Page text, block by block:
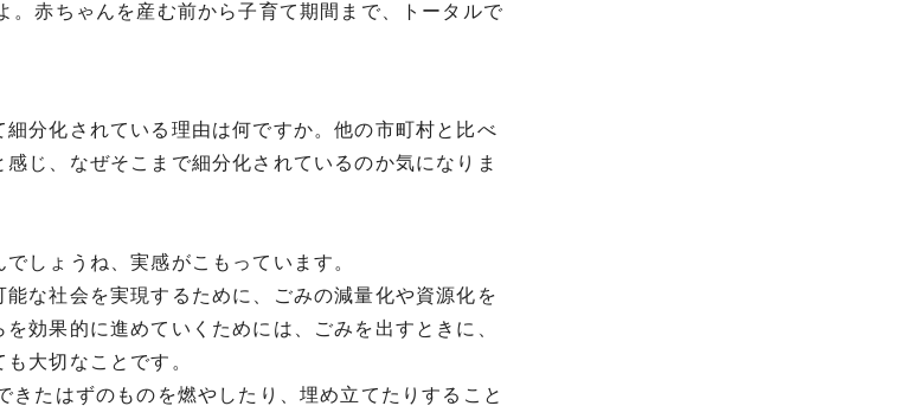
赤ちゃんを産む前から子育て期間まで、トータルで
分化されている理由は何ですか。他の市町村と比べ
じ、なぜそこまで細分化されているのか気になりま
しょうね、実感がこもっています。
な社会を実現するために、ごみの減量化や資源化を
効果的に進めていくためには、ごみを出すときに、
大切なことです。
たはずのものを燃やしたり、埋め立てたりすること